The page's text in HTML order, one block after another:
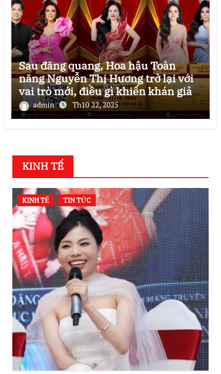
Sau đăng quang, Hoa hậu Toàn
năng Nguyễn Thị Hương trở lại với
vai trò mới, điều gì khiến khán giả
mong chờ?
admin Th10 22, 2025
KINH TẾ
KINH TẾ TIN TỨC